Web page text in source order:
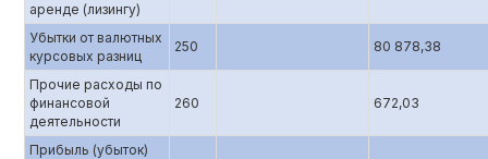
аренде (лизингу)
Убытки от валютных
курсовых разниц
250 80 878,38
Прочие расходы по
финансовой
деятельности
260 672,03
Прибыль (убыток)